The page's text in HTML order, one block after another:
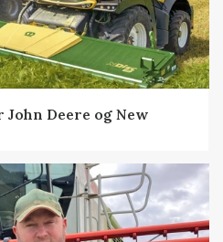
Deere og New